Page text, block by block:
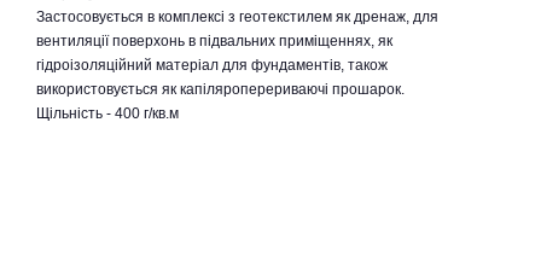
Застосовується в комплексі з геотекстилем як дренаж, для
вентиляції поверхонь в підвальних приміщеннях, як
гідроізоляційний матеріал для фундаментів, також
використовується як капіляроперериваючі прошарок.
Щільність - 400 г/кв.м